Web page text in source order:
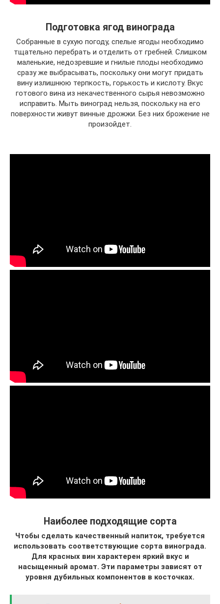
Подготовка ягод винограда
Собранные в сухую погоду, спелые ягоды необходимо
тщательно перебрать и отделить от гребней. Слишком
маленькие, недозревшие и гнилые плоды необходимо
сразу же выбрасывать, поскольку они могут придать
вину излишнюю терпкость, горькость и кислоту. Вкус
готового вина из некачественного сырья невозможно
исправить. Мыть виноград нельзя, поскольку на его
поверхности живут винные дрожжи. Без них брожение не
произойдет.
Наиболее подходящие сорта
Чтобы сделать качественный напиток, требуется
использовать соответствующие сорта винограда.
Для красных вин характерен яркий вкус и
насыщенный аромат. Эти параметры зависят от
уровня дубильных компонентов в косточках.